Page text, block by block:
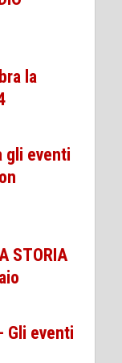
la
gli eventi
STORIA
Gli eventi